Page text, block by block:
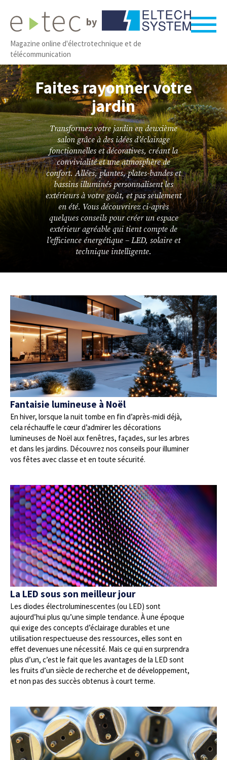
by
Magazine online d'électrotechnique et de
télécommunication
Faites rayonner votre
jardin
Transformez votre jardin en deuxième
salon grâce à des idées d’éclairage
fonctionnelles et décoratives, créant la
convivialité et une atmosphère de
confort. Allées, plantes, plates-bandes et
bassins illuminés personnalisent les
extérieurs à votre goût, et pas seulement
en été. Vous découvrirez ci-après
quelques conseils pour créer un espace
extérieur agréable qui tient compte de
l’efficience énergétique – LED, solaire et
technique intelligente.
Fantaisie lumineuse à Noël
En hiver, lorsque la nuit tombe en fin d’après-midi déjà,
cela réchauffe le cœur d’admirer les décorations
lumineuses de Noël aux fenêtres, façades, sur les arbres
et dans les jardins. Découvrez nos conseils pour illuminer
vos fêtes avec classe et en toute sécurité.
La LED sous son meilleur jour
Les diodes électroluminescentes (ou LED) sont
aujourd’hui plus qu’une simple tendance. À une époque
qui exige des concepts d’éclairage durables et une
utilisation respectueuse des ressources, elles sont en
effet devenues une nécessité. Mais ce qui en surprendra
plus d’un, c’est le fait que les avantages de la LED sont
les fruits d’un siècle de recherche et de développement,
et non pas des succès obtenus à court terme.